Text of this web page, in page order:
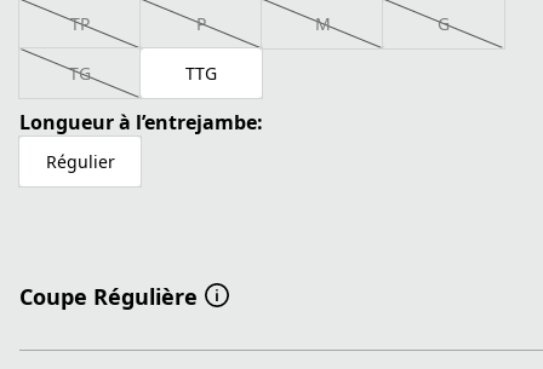
TP P M G
TG TTG
Longueur à l’entrejambe:
Régulier
Coupe Régulière